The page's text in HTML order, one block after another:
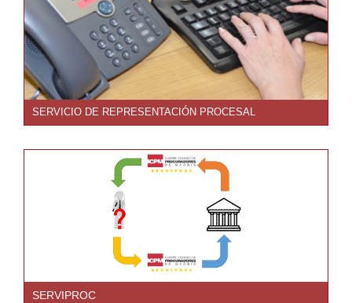
SERVICIO DE REPRESENTACIÓN PROCESAL
SERVIPROC